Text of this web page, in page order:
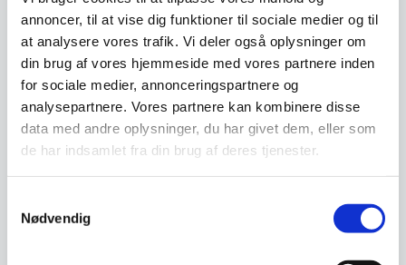
annoncer, til at vise dig funktioner til sociale medier og til
at analysere vores trafik. Vi deler også oplysninger om
din brug af vores hjemmeside med vores partnere inden
for sociale medier, annonceringspartnere og
analysepartnere. Vores partnere kan kombinere disse
data med andre oplysninger, du har givet dem, eller som
de har indsamlet fra din brug af deres tjenester.
Nødvendig
Salatskål 23 cm – Amalie
Hvid skål i porcelæn, som
er den del af…
Hendi – Plastik flaske Rød
Plastik flaske, til brug af
dressinger. 0,7 L måler…
16,00